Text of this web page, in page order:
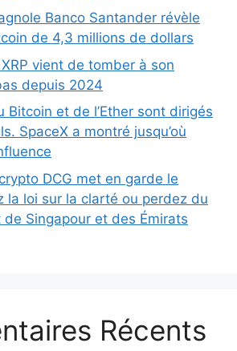
Banco Santander révèle
de 4,3 millions de dollars
vient de tomber à son
depuis 2024
Bitcoin et de l’Ether sont dirigés
SpaceX a montré jusqu’où
DCG met en garde le
la loi sur la clarté ou perdez du
Singapour et des Émirats
Récents